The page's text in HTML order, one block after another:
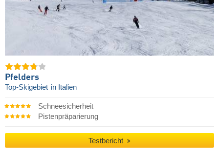
Pfelders
Top-Skigebiet in Italien
Schneesicherheit
Pistenpräparierung
Testbericht